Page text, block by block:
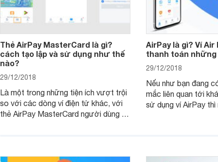
Thẻ AirPay MasterCard là gì?
cách tạo lập và sử dụng như thế
nào?
29/12/2018
Là một trong những tiện ích vượt trội
so với các dòng ví điện tử khác, với
thẻ AirPay MasterCard người dùng sẽ
AirPay là gì? Ví Air
thanh toán những
29/12/2018
Nếu như bạn đang
mắc liên quan tới
sử dụng ví AirPay